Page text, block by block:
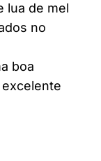
lua de mel
no
boa